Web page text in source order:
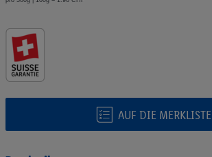
AUF DIE MERKLISTE